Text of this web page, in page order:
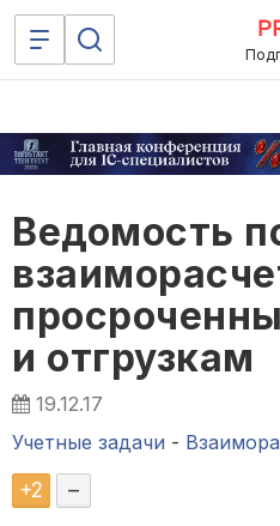
Ведомость
и отгрузкам
19.12.17
Учетные задачи -
+2 –